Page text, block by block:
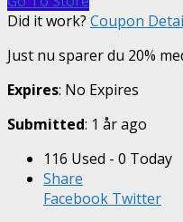
Did it work? Coupon
Just nu sparer du 20%
Expires: No Expires
Submitted: 1 år ago
116 Used - 0 Today
Share
Facebook Twitter